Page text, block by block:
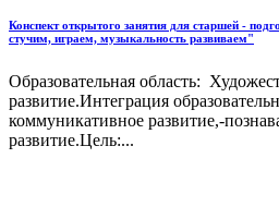
Конспект открытого занятия для старшей -
стучим, играем, музыкальность развиваем"
Образовательная область:
развитие.Интеграция
коммуникативное развитие,-
развитие.Цель:...